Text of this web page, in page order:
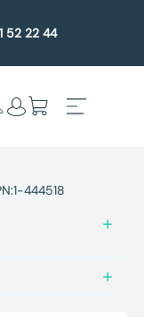
52 22 44
undermeny
444518